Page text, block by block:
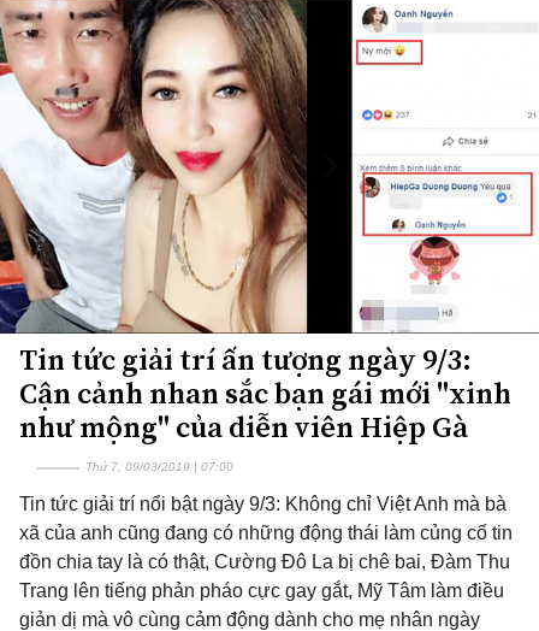
Tin tức giải trí ấn tượng ngày 9/3:
Cận cảnh nhan sắc bạn gái mới "xinh
như mộng" của diễn viên Hiệp Gà
Thứ 7, 09/03/2019 | 07:00
Tin tức giải trí nổi bật ngày 9/3: Không chỉ Việt Anh mà bà
xã của anh cũng đang có những động thái làm củng cố tin
đồn chia tay là có thật, Cường Đô La bị chê bai, Đàm Thu
Trang lên tiếng phản pháo cực gay gắt, Mỹ Tâm làm điều
giản dị mà vô cùng cảm động dành cho mẹ nhân ngày